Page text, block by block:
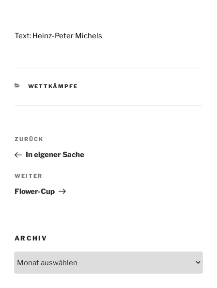
Text: Heinz-Peter Michels
KATEGORIEN
WETTKÄMPFE
Beitragsnavigation
Vorheriger
Beitrag
ZURÜCK
In eigener Sache
Nächster
Beitrag
WEITER
Flower-Cup
ARCHIV